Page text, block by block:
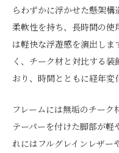
らわずかに浮かせた懸架
柔軟性を持ち、長時間の使
は軽快な浮遊感を演出しま
く、チーク材と対比する
おり、時間とともに経年変
フレームには無垢のチーク
テーパーを付けた脚部が
れにはフルグレインレザー